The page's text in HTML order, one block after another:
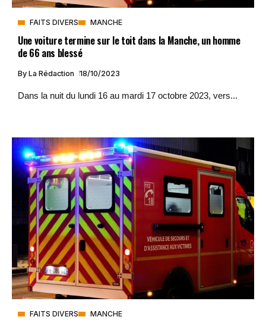
FAITS DIVERS MANCHE
Une voiture termine sur le toit dans la Manche, un homme
de 66 ans blessé
By La Rédaction 18/10/2023
Dans la nuit du lundi 16 au mardi 17 octobre 2023, vers...
FAITS DIVERS MANCHE